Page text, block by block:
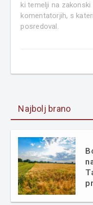
ki temelji na
komentatorjih, s
posredoval.
Najbolj brano